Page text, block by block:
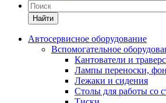
Найти
Автосервисное оборудование
Вспомогательное
Кантователи и
Лампы переноски,
Лежаки и сидения
Столы для работы со